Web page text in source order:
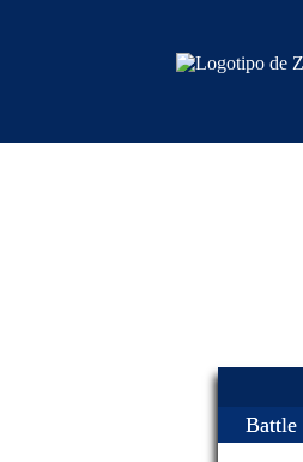
Battle